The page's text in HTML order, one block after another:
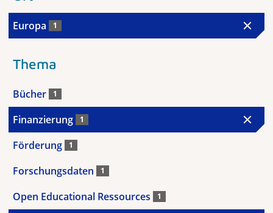
Europa 1
Thema
Bücher 1
Finanzierung 1
Förderung 1
Forschungsdaten 1
Open Educational Ressources 1